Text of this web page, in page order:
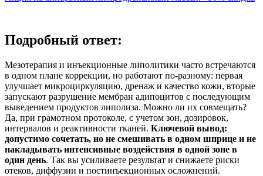
Подробный ответ:
Мезотерапия и инъекционные липолитики часто встречаются
в одном плане коррекции, но работают по-разному: первая
улучшает микроциркуляцию, дренаж и качество кожи, вторые
запускают разрушение мембран адипоцитов с последующим
выведением продуктов липолиза. Можно ли их совмещать?
Да, при грамотном протоколе, с учетом зон, дозировок,
интервалов и реактивности тканей. Ключевой вывод:
допустимо сочетать, но не смешивать в одном шприце и не
накладывать интенсивные воздействия в одной зоне в
один день. Так вы усиливаете результат и снижаете риски
отеков, диффузии и постинъекционных осложнений.